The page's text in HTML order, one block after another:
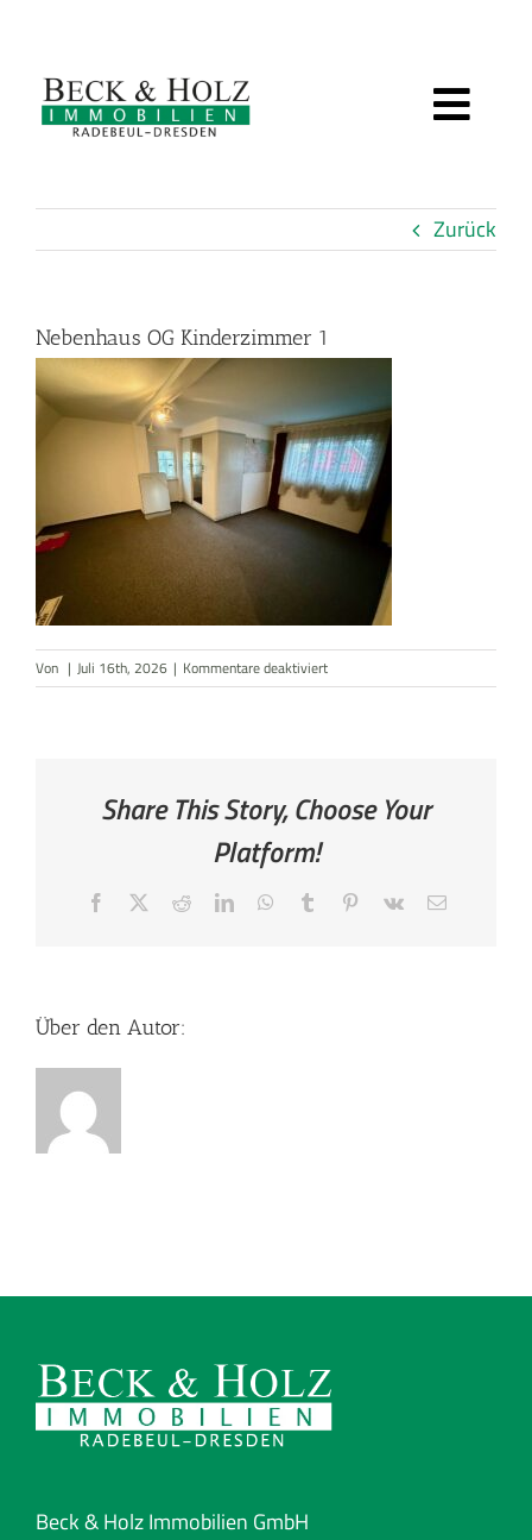
springen
BEWERTUNG
SERVICE
ÜBER UNS
KUNDENSTIMMEN
KONTAKT
Zurück
Nebenhaus OG Kinderzimmer 1
Von | Juli 16th, 2026 | Kommentare deaktiviertfür
Nebenhaus
Share This Story, Choose Your
Platform!
Facebook RedditLinkedInWhatsApp
Tumblr Pinterest
Vk
E-
Über den Autor:
Beck & Holz Immobilien GmbH